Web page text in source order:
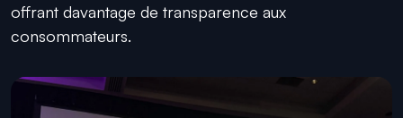
offrant davantage de transparence aux
consommateurs.